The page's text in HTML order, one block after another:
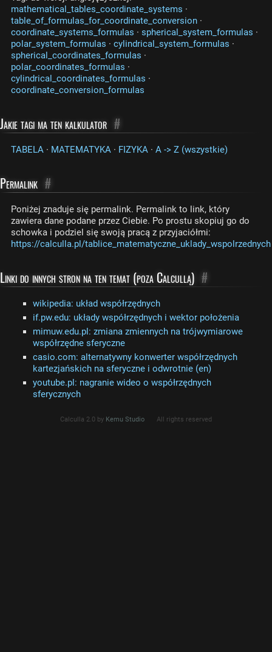
mathematical_tables_coordinate_systems ·
table_of_formulas_for_coordinate_conversion ·
coordinate_systems_formulas · spherical_system_formulas ·
polar_system_formulas · cylindrical_system_formulas ·
spherical_coordinates_formulas ·
polar_coordinates_formulas ·
cylindrical_coordinates_formulas ·
coordinate_conversion_formulas
Jakie tagi ma ten kalkulator #
TABELA · MATEMATYKA · FIZYKA · A -> Z (wszystkie)
Permalink #
Poniżej znaduje się permalink. Permalink to link, który
zawiera dane podane przez Ciebie. Po prostu skopiuj go do
schowka i podziel się swoją pracą z przyjaciółmi:
https://calculla.pl/tablice_matematyczne_uklady_wspolrzednych
Linki do innych stron na ten temat (poza Calcullą) #
wikipedia: układ współrzędnych
if.pw.edu: układy współrzędnych i wektor położenia
mimuw.edu.pl: zmiana zmiennych na trójwymiarowe
współrzędne sferyczne
casio.com: alternatywny konwerter współrzędnych
kartezjańskich na sferyczne i odwrotnie (en)
youtube.pl: nagranie wideo o współrzędnych
sferycznych
Calculla 2.0 by Kemu Studio All rights reserved